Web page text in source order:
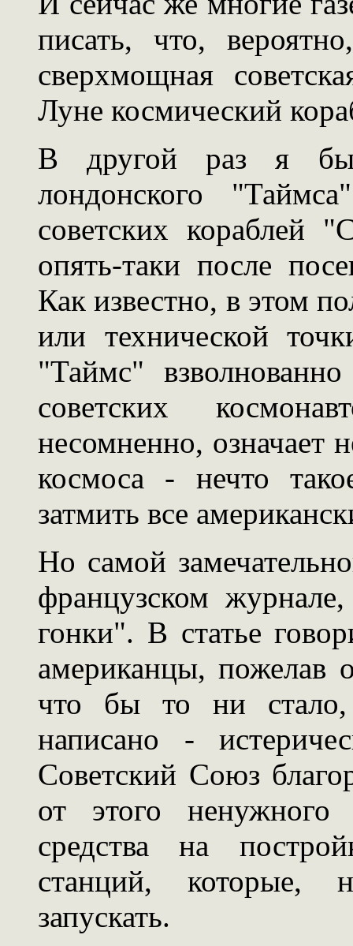
писать, что,
сверхмощная
Луне космический
В другой раз я был
лондонского
советских кораблей
опять-таки после
Как известно, в этом
или технической
"Таймс"
советских
несомненно, означает
космоса - нечто
затмить все
Но самой
французском
гонки". В статье
американцы, пожелав
что бы то ни
написано -
Советский Союз
от этого ненужного
средства на
станций, которые,
запускать.